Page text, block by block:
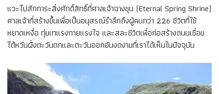
แวะไปสักการะสิ่งศักดิ์สิทธิ์ที่ศาลเจ้าฉางชุน (Eternal Spring Shrine)
ศาลเจ้าที่สร้างขึ้นเพื่อเป็นอนุสรณ์รำลึกถึงผู้คนกว่า 226 ชีวิตที่ใช้
หยาดเหงื่อ ทุ่มเทแรงกายแรงใจ และสละชีวิตเพื่อก่อสร้างถนนเชื่อม
ไต้หวันฝั่งตะวันตกและตะวันออกอันงดงามที่เราได้เห็นในปัจจุบัน